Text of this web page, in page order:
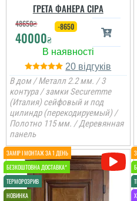
Анжела
3-4 дні і двері вже були
встановлені, причому
так акуратно все
зробили, що в середині
не потрібно робити
відкосів. Фото нище
додаю....
ГРЕТА ФАНЕРА СІРА
48650₴
40000₴
-8650
20
В дом / Металл 2.2 мм. / 3
контура / замки Securemme
(Италия) сейфовый и под
цилиндр (перекодируемый) /
Полотно 115 мм. / Деревянная
панель